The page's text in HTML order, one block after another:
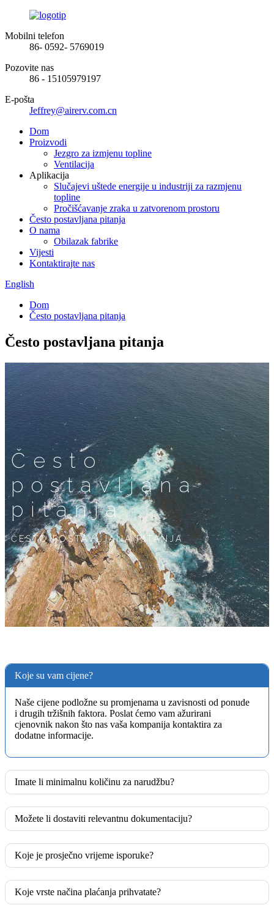
Mobilni telefon
86- 0592- 5769019
Pozovite nas
86 - 15105979197
E-pošta
Jeffrey@airerv.com.cn
Dom
Proizvodi
Jezgro za izmjenu topline
Ventilacija
Aplikacija
Slučajevi uštede energije u industriji za razmjenu
topline
Pročišćavanje zraka u zatvorenom prostoru
Često postavljana pitanja
O nama
Obilazak fabrike
Vijesti
Kontaktirajte nas
English
Dom
Često postavljana pitanja
Često postavljana pitanja
Često
postavljana
pitanja
ČESTO POSTAVLJANA PITANJA
Koje su vam cijene?
Naše cijene podložne su promjenama u zavisnosti od ponude
i drugih tržišnih faktora. Poslat ćemo vam ažurirani
cjenovnik nakon što nas vaša kompanija kontaktira za
dodatne informacije.
Imate li minimalnu količinu za narudžbu?
Možete li dostaviti relevantnu dokumentaciju?
Koje je prosječno vrijeme isporuke?
Koje vrste načina plaćanja prihvatate?